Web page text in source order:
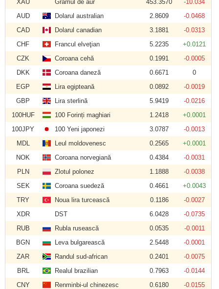
XAU
Gramul de aur 453.3570
-10.034
AUD
Dolarul australian 2.8609
-0.0468
CAD
Dolarul canadian 3.1881
-0.0313
CHF
Francul elveţian 5.2235
+0.0121
CZK
Coroana cehă 0.1991
-0.0005
DKK
Coroana daneză 0.6671
0
EGP
Lira egipteană 0.0892
-0.0019
GBP
Lira sterlină 5.9419
-0.0216
100HUF
100 Forinți maghiari 1.2418
+0.0001
100JPY
100 Yeni japonezi 3.0787
-0.0013
MDL
Leul moldovenesc 0.2565
+0.0001
NOK
Coroana norvegiană 0.4384
-0.0031
PLN
Zlotul polonez 1.1888
-0.0038
SEK
Coroana suedeză 0.4661
+0.0043
TRY
Noua lira turcească 0.1186
-0.0027
XDR
DST 6.0428
-0.0735
RUB
Rubla rusească 0.0535
-0.0011
BGN
Leva bulgarească 2.5448
-0.0001
ZAR
Randul sud-african 0.2401
-0.0075
BRL
Realul brazilian 0.7963
-0.0144
CNY
Renminbi-ul chinezesc
0.6180 -0.0155